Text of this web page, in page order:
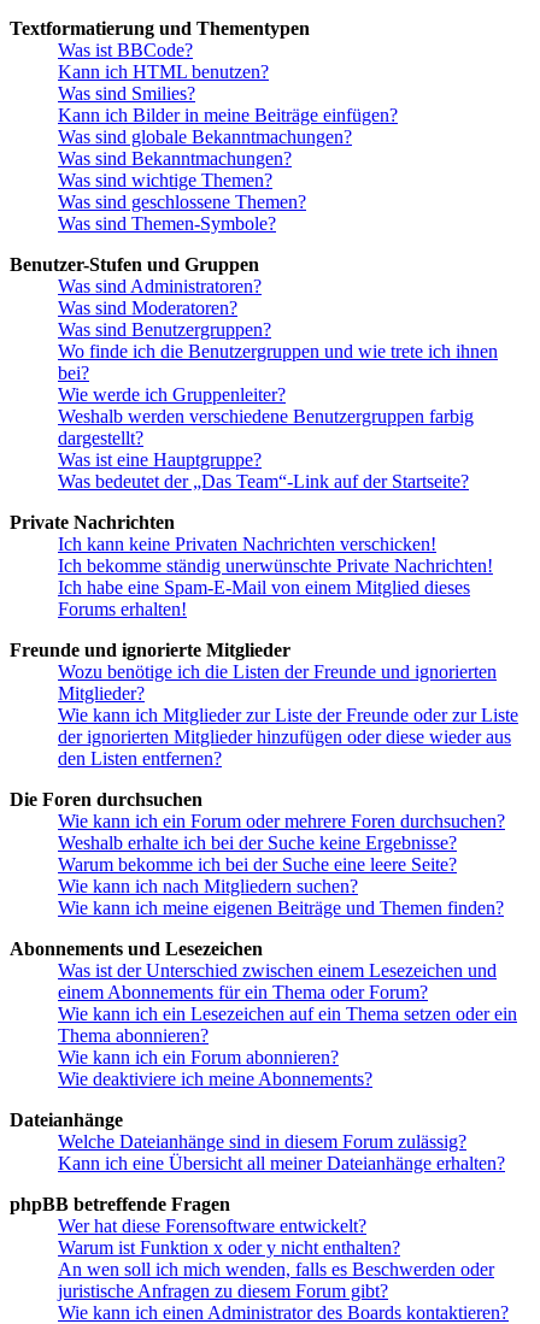
Textformatierung und Thementypen
Was ist BBCode?
Kann ich HTML benutzen?
Was sind Smilies?
Kann ich Bilder in meine Beiträge einfügen?
Was sind globale Bekanntmachungen?
Was sind Bekanntmachungen?
Was sind wichtige Themen?
Was sind geschlossene Themen?
Was sind Themen-Symbole?
Benutzer-Stufen und Gruppen
Was sind Administratoren?
Was sind Moderatoren?
Was sind Benutzergruppen?
Wo finde ich die Benutzergruppen und wie trete ich ihnen
bei?
Wie werde ich Gruppenleiter?
Weshalb werden verschiedene Benutzergruppen farbig
dargestellt?
Was ist eine Hauptgruppe?
Was bedeutet der „Das Team“-Link auf der Startseite?
Private Nachrichten
Ich kann keine Privaten Nachrichten verschicken!
Ich bekomme ständig unerwünschte Private Nachrichten!
Ich habe eine Spam-E-Mail von einem Mitglied dieses
Forums erhalten!
Freunde und ignorierte Mitglieder
Wozu benötige ich die Listen der Freunde und ignorierten
Mitglieder?
Wie kann ich Mitglieder zur Liste der Freunde oder zur Liste
der ignorierten Mitglieder hinzufügen oder diese wieder aus
den Listen entfernen?
Die Foren durchsuchen
Wie kann ich ein Forum oder mehrere Foren durchsuchen?
Weshalb erhalte ich bei der Suche keine Ergebnisse?
Warum bekomme ich bei der Suche eine leere Seite?
Wie kann ich nach Mitgliedern suchen?
Wie kann ich meine eigenen Beiträge und Themen finden?
Abonnements und Lesezeichen
Was ist der Unterschied zwischen einem Lesezeichen und
einem Abonnements für ein Thema oder Forum?
Wie kann ich ein Lesezeichen auf ein Thema setzen oder ein
Thema abonnieren?
Wie kann ich ein Forum abonnieren?
Wie deaktiviere ich meine Abonnements?
Dateianhänge
Welche Dateianhänge sind in diesem Forum zulässig?
Kann ich eine Übersicht all meiner Dateianhänge erhalten?
phpBB betreffende Fragen
Wer hat diese Forensoftware entwickelt?
Warum ist Funktion x oder y nicht enthalten?
An wen soll ich mich wenden, falls es Beschwerden oder
juristische Anfragen zu diesem Forum gibt?
Wie kann ich einen Administrator des Boards kontaktieren?